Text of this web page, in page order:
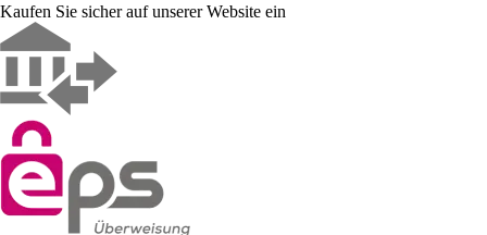
Kaufen Sie sicher auf unserer Website ein